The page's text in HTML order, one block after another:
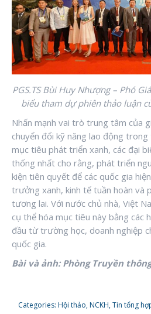
PGS.TS Bùi Huy Nhượng – Phó
biểu tham dự phiên thảo luận
Nhấn mạnh vai trò trung tâm của
chuyển đổi kỹ năng lao động
mục tiêu phát triển xanh, các đại
thống nhất cho rằng, phát triển
kiện tiên quyết để các quốc gia
trưởng xanh, kinh tế tuần hoàn và
tương lai. Với nước chủ nhà, Việt
cụ thể hóa mục tiêu này bằng các
đầu từ trường học, doanh nghiệp
quốc gia.
Bài và ảnh: Phòng Truyền thông
Categories: Hội thảo, NCKH,Tin tổng